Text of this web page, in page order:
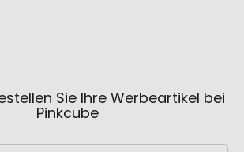
Sie Ihre Werbeartikel bei
Pinkcube